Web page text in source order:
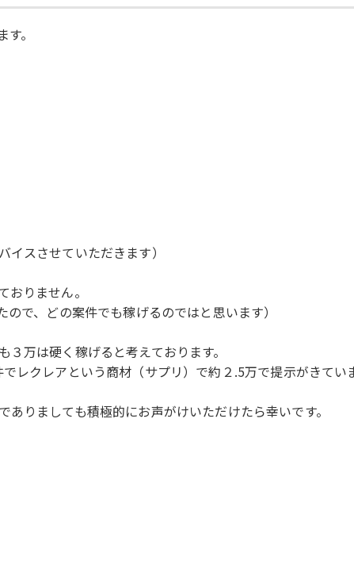
。
スさせていただきます）
おりません。
で、どの案件でも稼げるのではと思います）
万は硬く稼げると考えております。
レクレアという商材（サプリ）で約２.5万で提示がきてい
りましても積極的にお声がけいただけたら幸いです。